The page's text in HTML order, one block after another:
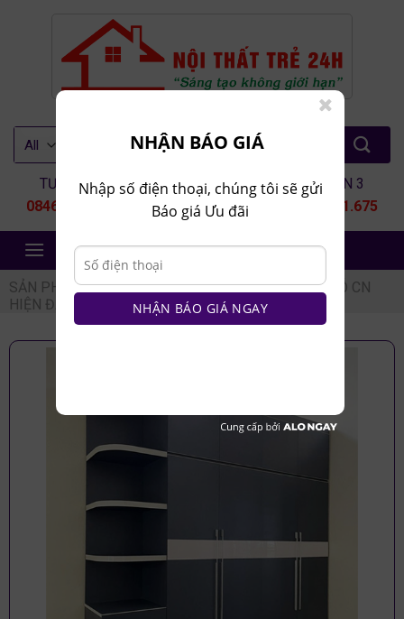
TƯ VẤN 1
0846.80.9999
TƯ VẤN 2
0935.435.286
TƯ VẤN 3
0964.651.675
NỘI THẤT TRẺ 24H
SẢN PHẨM / NỘI THẤT PHÒNG NGỦ / TỦ Q.ÁO GỖ CN
HIỆN ĐẠI
TỦ QUẦN ÁO NHỰA
NHẬN BÁO GIÁ
Nhập số điện thoại, chúng tôi sẽ gửi
Báo giá Ưu đãi
NHẬN BÁO GIÁ NGAY